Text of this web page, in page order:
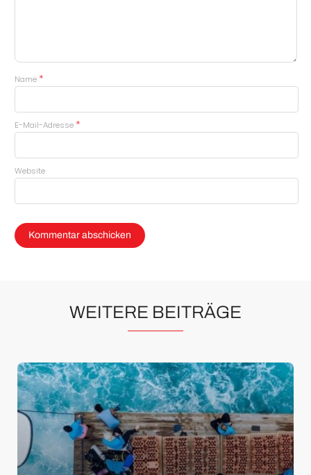
Name *
E-Mail-Adresse *
Website
WEITERE BEITRÄGE